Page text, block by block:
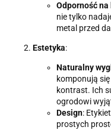
Odporność
nie tylko
metal przed
Estetyka:
Naturalny
komponują
kontrast. Ich
ogrodowi
Design:
prostych